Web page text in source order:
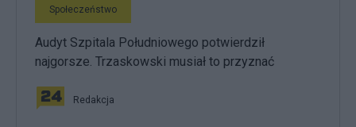
Społeczeństwo
Audyt Szpitala Południowego potwierdził
najgorsze. Trzaskowski musiał to przyznać
Redakcja